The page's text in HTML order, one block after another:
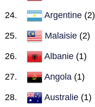
Argentine (2)
Malaisie (2)
Albanie (1)
Angola (1)
Australie (1)